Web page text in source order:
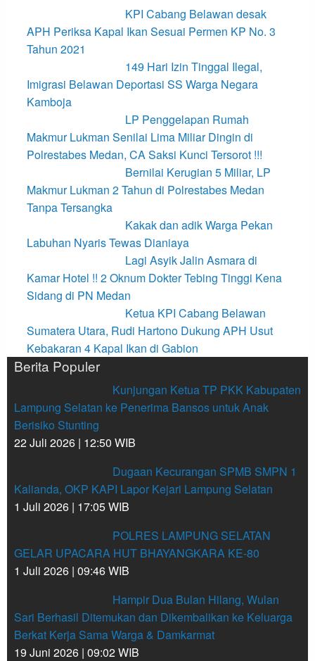
KPI Cabang Belawan desak
APH Periksa Kapal Ikan Sesuai Permen KP No. 3
Tahun 2021
149 Hari Izin Tinggal Ilegal,
Imigrasi Belawan Deportasi SS Warga Negara
Kamboja
LP Penggelapan Rumah
Makmur Lukman Senilai Lima Miliar Dingin di
Polrestabes Medan, CA Saksi Kunci Tersorot !!!
Bernilai Kerugian 5 Miliar, LP
Makmur Lukman 2 Tahun di Polrestabes Medan
Tanpa Tersangka
Kakak dan adik Warga Pekan
Labuhan Nyaris Tewas Dianiaya
Lagi Asyik Jalin Asmara di
Kamar Hotel !! 2 Oknum Dokter Tebing Tinggi Kena
Sidang di PN Medan
Ketua KPI Cabang Belawan
Sumatera Utara, Rudi Hartono Dukung APH Usut
Kebakaran 4 Kapal Ikan di Gabion
Berita Populer
Kunjungan Ketua TP PKK Kabupaten
Lampung Selatan ke Penerima Bansos untuk Anak
Berisiko Stunting
22 Juli 2026 | 12:50 WIB
Dugaan Kecurangan SPMB SMPN 1
Kalianda, OKP KAPI Lapor Kejari Lampung Selatan
1 Juli 2026 | 17:05 WIB
POLRES LAMPUNG SELATAN
GELAR UPACARA HUT BHAYANGKARA KE-80
1 Juli 2026 | 09:46 WIB
Hampir Dua Bulan Hilang, Wulan
Sari Berhasil Ditemukan dan Dikembalikan ke Keluarga
Berkat Kerja Sama Warga & Damkarmat
19 Juni 2026 | 09:02 WIB